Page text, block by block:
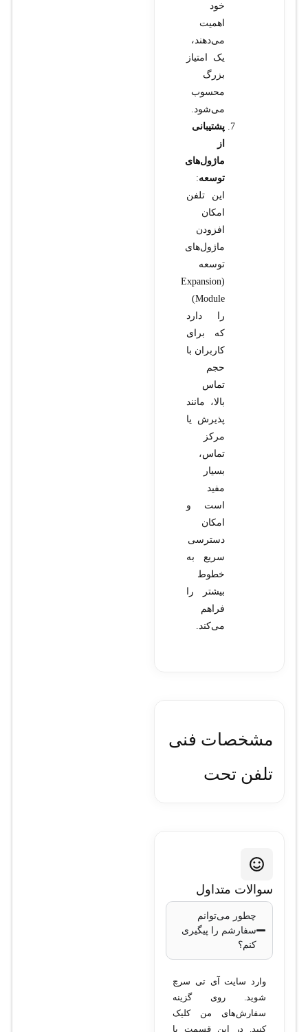
خود
اهمیت
می‌دهند،
یک امتیاز
بزرگ
محسوب
می‌شود.
پشتیبانی
از
ماژول‌های
توسعه:
این تلفن
امکان
افزودن
ماژول‌های
توسعه
(Expansion
Module)
را دارد
که برای
کاربران با
حجم
تماس
بالا، مانند
پذیرش یا
مرکز
تماس،
بسیار
مفید
است و
امکان
دسترسی
سریع به
خطوط
بیشتر را
فراهم
می‌کند.
مشخصات فنی
تلفن تحت
صفحه نمایش : 5
اینچی سیاه و سفید
با رزولوشن بالا
پشتیبانی از PoE
:
بله
پورت‌ها:
دو پورت
سوالات متداول
چطور می‌توانم
سفارشم را پیگیری
کنم؟
وارد سایت آی تی سرچ
شوید. روی گزینه
سفارش‌های من کلیک
کنید. در این قسمت با